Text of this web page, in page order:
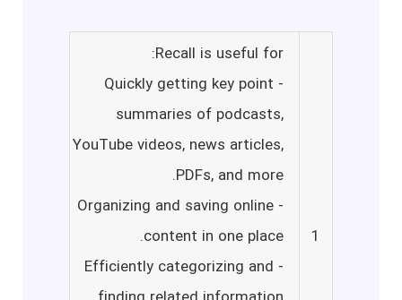
1
Recall is useful for:
- Quickly getting key point
summaries of podcasts,
YouTube videos, news articles,
PDFs, and more.
- Organizing and saving online
content in one place.
- Efficiently categorizing and